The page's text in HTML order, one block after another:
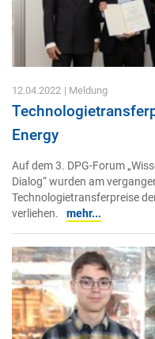
12.04.2022 | Meldung
Energy
Auf dem 3. DPG-Forum
Dialog“ wurden am
Technologietransferpreise
verliehen.
mehr...